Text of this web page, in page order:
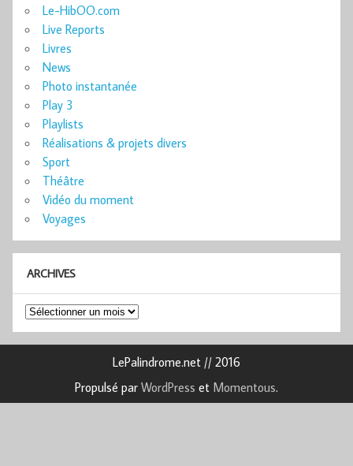
Le-HibOO.com
Live Reports
Livres
News
Photo instantanée
Play 3
Playlists
Réalisations & projets divers
Sport
Théâtre
Vidéo du moment
Voyages
ARCHIVES
Archives
LePalindrome.net // 2016
Propulsé par WordPress et Momentous.